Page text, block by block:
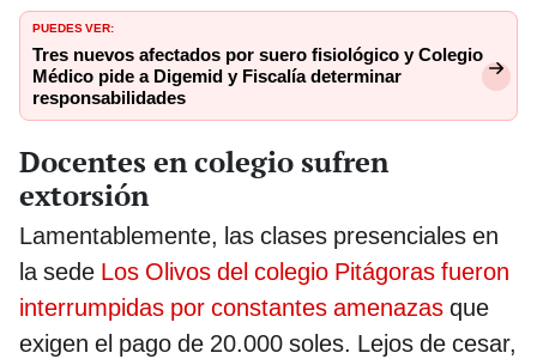
PUEDES VER:
Tres nuevos afectados por suero fisiológico y Colegio
Médico pide a Digemid y Fiscalía determinar
responsabilidades
Docentes en colegio sufren
extorsión
Lamentablemente, las clases presenciales en
la sede Los Olivos del colegio Pitágoras fueron
interrumpidas por constantes amenazas que
exigen el pago de 20.000 soles. Lejos de cesar,